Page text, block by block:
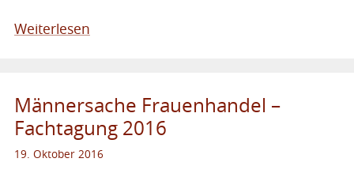
Weiterlesen
Männersache Frauenhandel –
Fachtagung 2016
19. Oktober 2016